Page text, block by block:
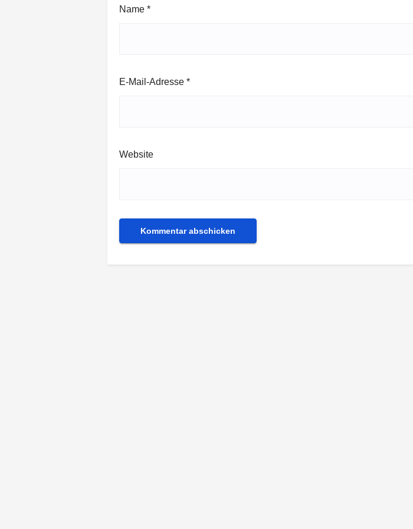
Name *
E-Mail-Adresse *
Website